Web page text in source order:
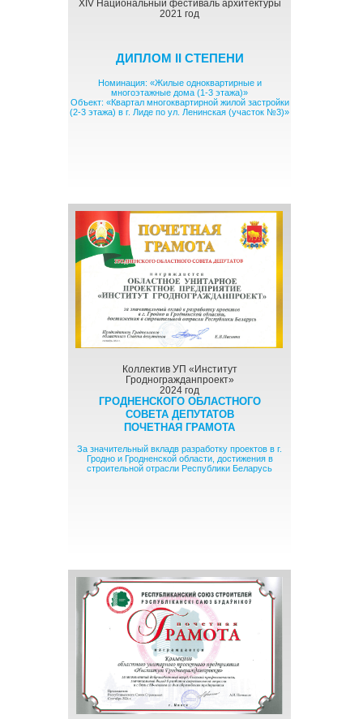
XIV Национальный фестиваль архитектуры
2021 год
Номинация: «Жилые одноквартирные и
многоэтажные дома (1-3 этажа)»
Объект: «Квартал многоквартирной жилой застройки
(2-3 этажа) в г. Лиде по ул. Ленинская (участок №3)»
ДИПЛОМ II СТЕПЕНИ
Коллектив УП «Институт
Гродногражданпроект»
2024 год
За значительный вкладв разработку проектов в г.
Гродно и Гродненской области, достижения в
строительной отрасли Республики Беларусь
ГРОДНЕНСКОГО ОБЛАСТНОГО
СОВЕТА ДЕПУТАТОВ
ПОЧЕТНАЯ ГРАМОТА